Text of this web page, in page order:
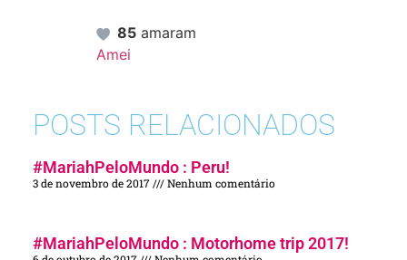
85 amaram
Amei
POSTS RELACIONADOS
#MariahPeloMundo : Peru!
3 de novembro de 2017 Nenhum comentário
#MariahPeloMundo : Motorhome trip 2017!